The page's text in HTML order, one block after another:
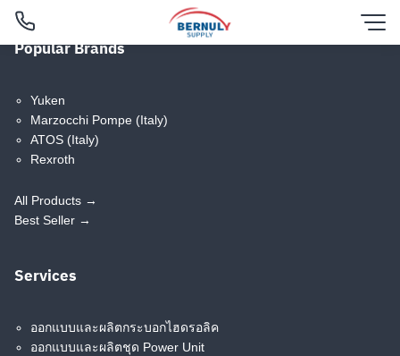
Skip
content
Modular Valves
Popular Brands
Yuken
Marzocchi Pompe (Italy)
ATOS (Italy)
Rexroth
All Products →
Best Seller →
Services
ออกแบบและผลิตกระบอกไฮดรอลิค
ออกแบบและผลิตชุด Power Unit